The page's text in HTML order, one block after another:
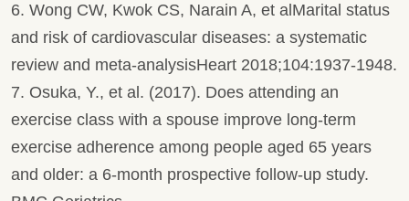
6. Wong CW, Kwok CS, Narain A, et alMarital status
and risk of cardiovascular diseases: a systematic
review and meta-analysisHeart 2018;104:1937-1948.
7. Osuka, Y., et al. (2017). Does attending an
exercise class with a spouse improve long-term
exercise adherence among people aged 65 years
and older: a 6-month prospective follow-up study.